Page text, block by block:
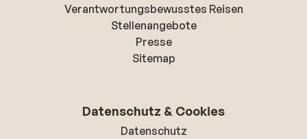
Verantwortungsbewusstes Reisen
Stellenangebote
Presse
Sitemap
Datenschutz & Cookies
Datenschutz